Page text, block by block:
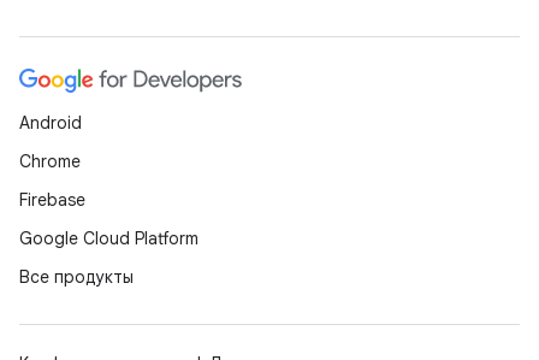
Android
Chrome
Firebase
Google Cloud Platform
Все продукты